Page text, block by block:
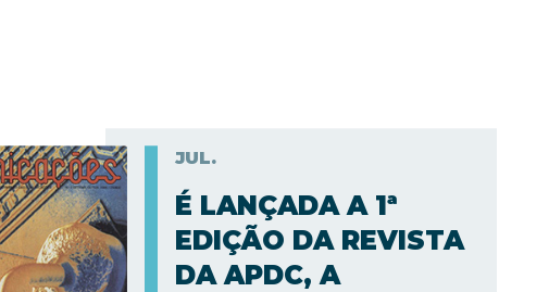
JUL.
É LANÇADA A 1ª
EDIÇÃO DA REVISTA
DA APDC, A